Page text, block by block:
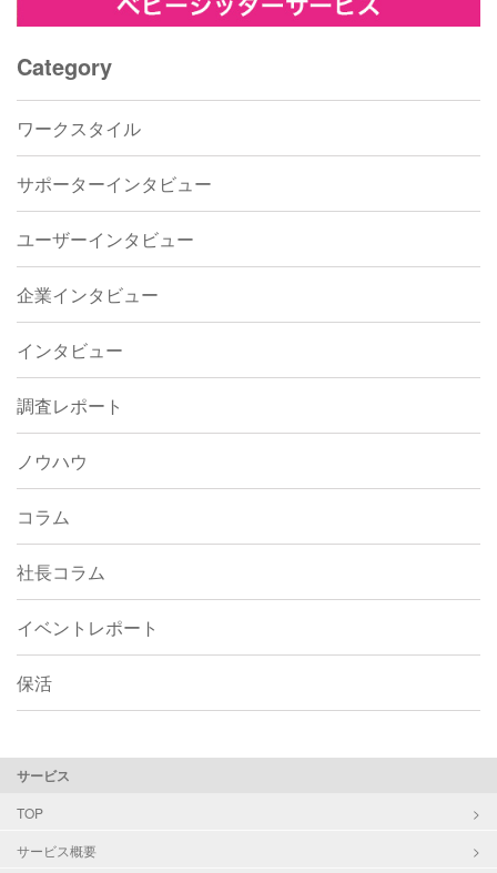
Category
ワークスタイル
サポーターインタビュー
ユーザーインタビュー
企業インタビュー
インタビュー
調査レポート
ノウハウ
コラム
社長コラム
イベントレポート
保活
サービス
TOP
サービス概要